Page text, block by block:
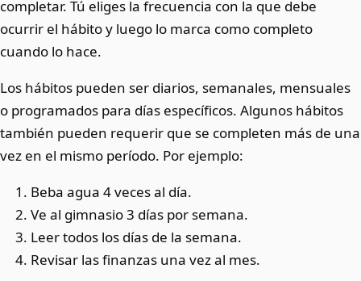
completar. Tú eliges la frecuencia con la que debe
ocurrir el hábito y luego lo marca como completo
cuando lo hace.
Los hábitos pueden ser diarios, semanales, mensuales
o programados para días específicos. Algunos hábitos
también pueden requerir que se completen más de una
vez en el mismo período. Por ejemplo:
Beba agua 4 veces al día.
Ve al gimnasio 3 días por semana.
Leer todos los días de la semana.
Revisar las finanzas una vez al mes.